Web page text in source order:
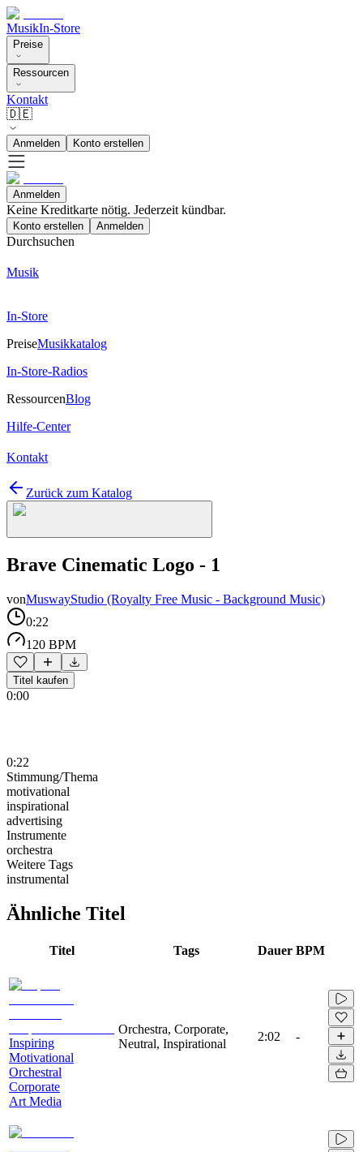
MusikIn-Store
Preise
Ressourcen
Kontakt
🇩🇪
Anmelden Konto erstellen
Anmelden
Keine Kreditkarte nötig. Jederzeit kündbar.
Konto erstellen Anmelden
Durchsuchen
Musik
In-Store
PreiseMusikkatalog
In-Store-Radios
RessourcenBlog
Hilfe-Center
Kontakt
Zurück zum Katalog
Brave Cinematic Logo - 1
vonMuswayStudio (Royalty Free Music - Background Music)
0:22
120 BPM
Titel kaufen
0:00
0:22
Stimmung/Thema
motivational
inspirational
advertising
Instrumente
orchestra
Weitere Tags
instrumental
Ähnliche Titel
Titel Tags Dauer BPM
Inspiring
Motivational
Orchestral
Corporate
Art Media
Orchestra, Corporate,
Neutral, Inspirational
2:02 -